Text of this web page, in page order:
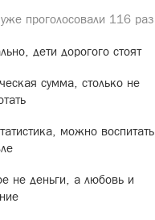
проголосовали 116 раз
дети дорогого стоят
сумма, столько не
можно воспитать
не деньги, а любовь и